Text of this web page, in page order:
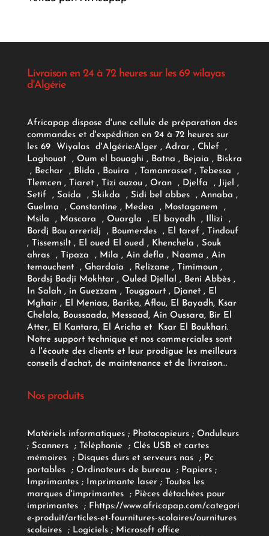
Livraison en 24 à 72 heures sur les 69 wilayas
d'Algérie
Africapap dispose d'une cellule de préparation des
commandes et d'expédition en 24 à 72 heures sur
les 69 Wiyalas d'Algérie:Alger , Adrar, Chlef ,
Laghouat , Oum el bouaghi , Batna , Bejaia , Biskra
, Bechar , Blida , Bouira , Tamanrasset , Tebessa ,
Tlemcen , Tiaret , Tizi ouzou , Oran , Djelfa , Jijel ,
Setif , Saida , Skikda , Sidi bel abbes , Annaba ,
Guelma , Constantine , Medea , Mostaganem ,
Msila , Mascara , Ouargla , El bayadh , Illizi ,
Bordj Bou arreridj , Boumerdes , El taref , Tindouf
, Tissemsilt , El oued El oued , Khenchela , Souk
ahras , Tipaza , Mila , Ain defla , Naama , Ain
temouchent , Ghardaia , Relizane , Timimoun ,
Bordsj Badji Mokhtar , Ouled Djellal , Beni Abbès ,
In Salah , in Guezzam , Touggourt , Djanet , El
Mghair , El Meniaa, Barika, Aflou, El Bayadh, Ksar
Chelala, Boussaada, Messaad, Ain Oussara, Bir El
Atter, El Kantara, El Aricha et Ksar El Boukhari.
Notre support technique et nos commerciales sont
à l'écoute des clients et leur prodigue les meilleurs
conseils d'achat, de maintenance et de livraison...
Nos produits
Matériels informatiques; Photocopieurs; Onduleurs
; Scanners ; Téléphonie ; Clés USB et cartes
mémoires
; Disques durs et serveurs nas ; Pc
portables
; Ordinateurs de bureau ; Papiers;
Imprimantes;Imprimante laser; Toutes les
marques d'imprimantes
; Pièces détachées pour
imprimantes
; Fhttps://www.africapap.com/categori
e-produit/articles-et-fournitures-scolaires/ournitures
scolaires; Logiciels ; Microsoft office